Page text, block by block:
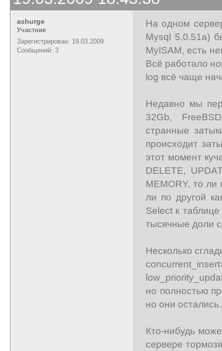
ashurge
Участник
Зарегистрирован: 19.03.2009
Сообщений: 3
На одном
Mysql 5.0.51a)
MyISAM, есть
Всё работало
log всё чаще
Недавно мы
32Gb,
странные
происходит
этот момент
DELETE,
MEMORY, то ли
ли по другой
Select к
тысячные доли
Несколько
но полностью
но они остались.
Кто-нибудь
сервере